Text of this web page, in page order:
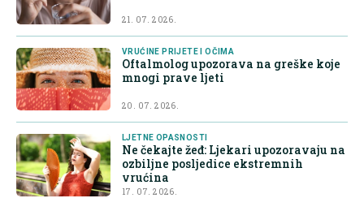
21. 07. 2026.
VRUĆINE PRIJETE I OČIMA
Oftalmolog upozorava na greške koje
mnogi prave ljeti
20. 07. 2026.
LJETNE OPASNOSTI
Ne čekajte žeđ: Ljekari upozoravaju na
ozbiljne posljedice ekstremnih
vrućina
17. 07. 2026.